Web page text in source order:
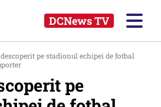
DCNews TV
pe stadionul echipei de fotbal
pe